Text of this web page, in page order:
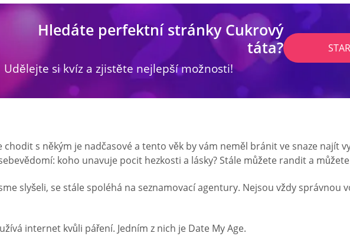
Hledáte perfektní stránky Cukrový
táta?
Udělejte si kvíz a zjistěte nejlepší možnosti!
chodit s někým je nadčasové a tento věk by vám neměl bránit ve snaze najít
koho unavuje pocit hezkosti a lásky? Stále můžete randit a
slyšeli, se stále spoléhá na seznamovací agentury. Nejsou vždy správnou
internet kvůli páření. Jedním z nich je Date My Age.